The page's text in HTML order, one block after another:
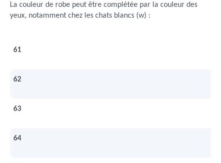
La couleur de robe peut être complétée par la couleur des
yeux, notamment chez les chats blancs (w) :
61
62
63
64